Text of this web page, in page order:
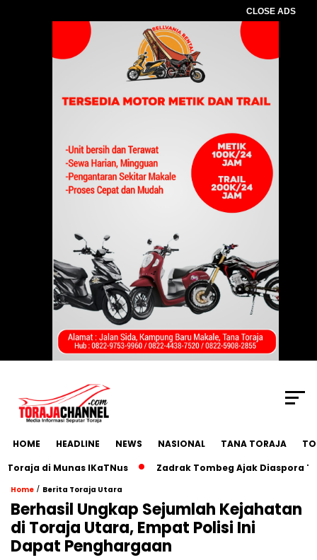
CLOSE ADS
HOME HEADLINE NEWS NASIONAL TANA TORAJA
di Munas IKaTNus
Zadrak Tombeg Ajak Diaspora
Home / Berita Toraja Utara
Berhasil Ungkap Sejumlah Kejahatan
di Toraja Utara, Empat Polisi Ini
Dapat Penghargaan